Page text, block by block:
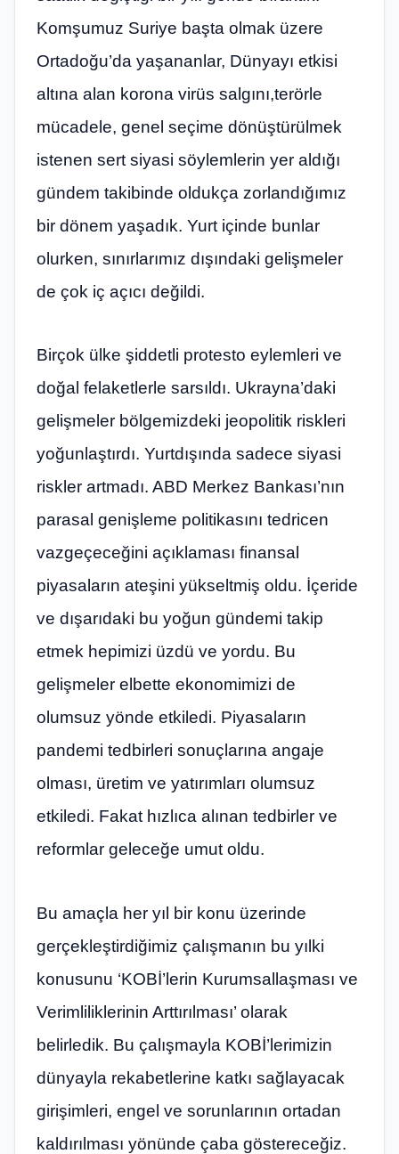
Komşumuz Suriye başta olmak üzere
Ortadoğu’da yaşananlar, Dünyayı etkisi
altına alan korona virüs salgını,terörle
mücadele, genel seçime dönüştürülmek
istenen sert siyasi söylemlerin yer aldığı
gündem takibinde oldukça zorlandığımız
bir dönem yaşadık. Yurt içinde bunlar
olurken, sınırlarımız dışındaki gelişmeler
de çok iç açıcı değildi.
Birçok ülke şiddetli protesto eylemleri ve
doğal felaketlerle sarsıldı. Ukrayna’daki
gelişmeler bölgemizdeki jeopolitik riskleri
yoğunlaştırdı. Yurtdışında sadece siyasi
riskler artmadı. ABD Merkez Bankası’nın
parasal genişleme politikasını tedricen
vazgeçeceğini açıklaması finansal
piyasaların ateşini yükseltmiş oldu. İçeride
ve dışarıdaki bu yoğun gündemi takip
etmek hepimizi üzdü ve yordu. Bu
gelişmeler elbette ekonomimizi de
olumsuz yönde etkiledi. Piyasaların
pandemi tedbirleri sonuçlarına angaje
olması, üretim ve yatırımları olumsuz
etkiledi. Fakat hızlıca alınan tedbirler ve
reformlar geleceğe umut oldu.
Bu amaçla her yıl bir konu üzerinde
gerçekleştirdiğimiz çalışmanın bu yılki
konusunu ‘KOBİ’lerin Kurumsallaşması ve
Verimliliklerinin Arttırılması’ olarak
belirledik. Bu çalışmayla KOBİ’lerimizin
dünyayla rekabetlerine katkı sağlayacak
girişimleri, engel ve sorunlarının ortadan
kaldırılması yönünde çaba göstereceğiz.